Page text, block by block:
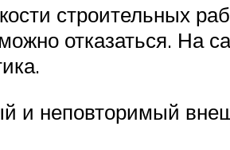
строительных
отказаться. На
и неповторимый